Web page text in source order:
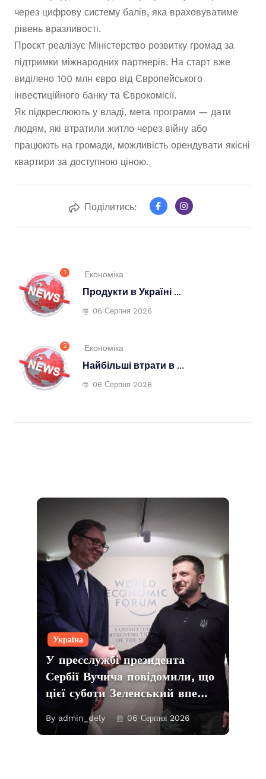
через цифрову систему балів, яка враховуватиме
рівень вразливості.
Проєкт реалізує Міністерство розвитку громад за
підтримки міжнародних партнерів. На старт вже
виділено 100 млн євро від Європейського
інвестиційного банку та Єврокомісії.
Як підкреслюють у владі, мета програми — дати
людям, які втратили житло через війну або
працюють на громади, можливість орендувати якісні
квартири за доступною ціною.
Поділитись:
1 Економіка
Продукти в Україні ...
06 Серпня 2026
2 Економіка
Найбільші втрати в ...
06 Серпня 2026
Україна
У пресслужбі президента
Сербії Вучича повідомили, що
цієї суботи Зеленський впе…
By admin_dely 06 Серпня 2026